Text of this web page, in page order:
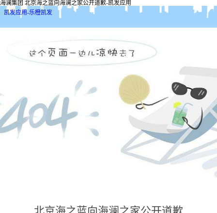
海澜集团 北京海之蓝向海澜之家公开道歉-凯发应用
凯发应用-乐橙凯发